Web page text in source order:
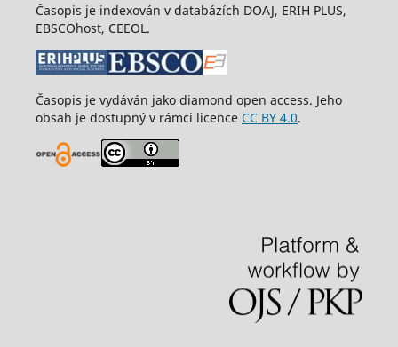
Časopis je indexován v databázích DOAJ, ERIH PLUS,
EBSCOhost, CEEOL.
Časopis je vydáván jako diamond open access. Jeho
obsah je dostupný v rámci licence CC BY 4.0.